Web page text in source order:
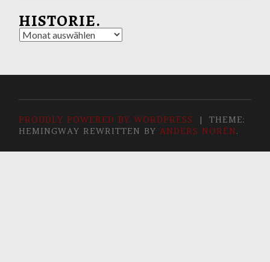
HISTORIE.
Historie.
PROUDLY POWERED BY WORDPRESS |
THEME:
HEMINGWAY REWRITTEN BYANDERS NORÉN.